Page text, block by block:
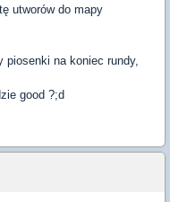
utworów do mapy
piosenki na koniec rundy,
good ?;d